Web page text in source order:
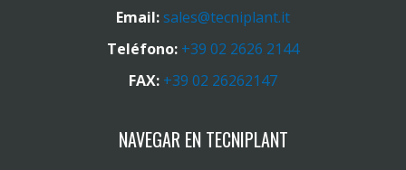
Email:sales@tecniplant.it
Teléfono: +39 02 2626 2144
FAX: +39 02 26262147
NAVEGAR EN TECNIPLANT